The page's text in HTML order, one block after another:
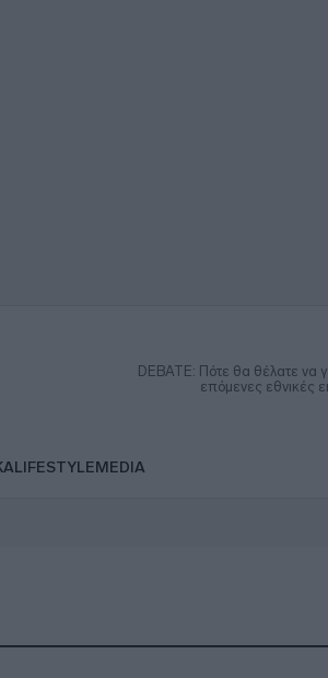
DEBATE: Πότε θα θέλατε να
επόμενες εθνικές
LIFESTYLEMEDIA